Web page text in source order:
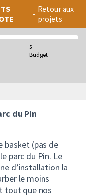
- Retour aux
projets
5
Budget
du Pin
basket (pas de
parc du Pin. Le
d’installation la
le moins
tout que nos